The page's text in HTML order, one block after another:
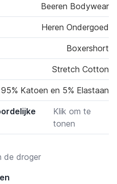
Beeren Bodywear
Heren Ondergoed
Boxershort
Stretch Cotton
95% Katoen en 5% Elastaan
Klik om te
tonen
de droger